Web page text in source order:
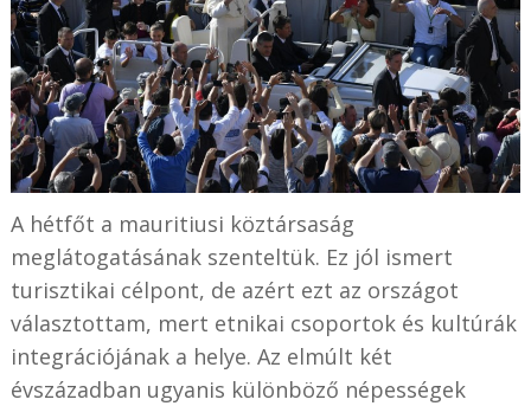
A hétfőt a mauritiusi köztársaság
meglátogatásának szenteltük. Ez jól ismert
turisztikai célpont, de azért ezt az országot
választottam, mert etnikai csoportok és kultúrák
integrációjának a helye. Az elmúlt két
évszázadban ugyanis különböző népességek